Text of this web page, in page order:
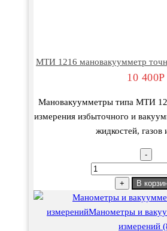
МТИ 1216 мановакуумметр
10 400Р
Мановакуумметры типа МТИ
измерения избыточного и
жидкостей, газов
-
Количество
МТИ
1216
мановакуумметр
+ В